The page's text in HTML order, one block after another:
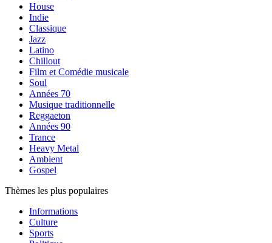
House
Indie
Classique
Jazz
Latino
Chillout
Film et Comédie musicale
Soul
Années 70
Musique traditionnelle
Reggaeton
Années 90
Trance
Heavy Metal
Ambient
Gospel
Thèmes les plus populaires
Informations
Culture
Sports